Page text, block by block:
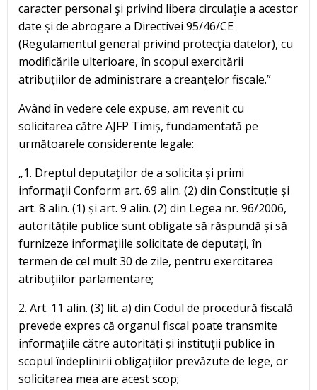
caracter personal şi privind libera circulaţie a acestor
date şi de abrogare a Directivei 95/46/CE
(Regulamentul general privind protecţia datelor), cu
modificările ulterioare, în scopul exercitării
atribuţiilor de administrare a creanţelor fiscale.”
Având în vedere cele expuse, am revenit cu
solicitarea către AJFP Timiș, fundamentată pe
următoarele considerente legale:
„1. Dreptul deputaților de a solicita și primi
informații Conform art. 69 alin. (2) din Constituție și
art. 8 alin. (1) și art. 9 alin. (2) din Legea nr. 96/2006,
autoritățile publice sunt obligate să răspundă și să
furnizeze informațiile solicitate de deputați, în
termen de cel mult 30 de zile, pentru exercitarea
atribuțiilor parlamentare;
2. Art. 11 alin. (3) lit. a) din Codul de procedură fiscală
prevede expres că organul fiscal poate transmite
informațiile către autorități și instituții publice în
scopul îndeplinirii obligațiilor prevăzute de lege, or
solicitarea mea are acest scop;